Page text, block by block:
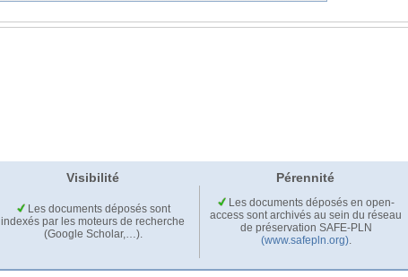
Visibilité Pérennité
Les documents déposés sont
indexés par les moteurs de recherche
(Google Scholar,…).
Les documents déposés en open-
access sont archivés au sein du réseau
de préservation SAFE-PLN
(www.safepln.org).